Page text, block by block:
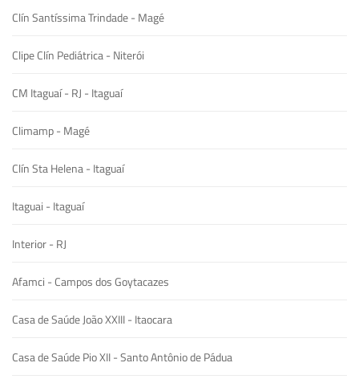
Clín Santíssima Trindade - Magé
Clipe Clín Pediátrica - Niterói
CM Itaguaí - RJ - Itaguaí
Climamp - Magé
Clín Sta Helena - Itaguaí
Itaguai - Itaguaí
Interior - RJ
Afamci - Campos dos Goytacazes
Casa de Saúde João XXIII - Itaocara
Casa de Saúde Pio XII - Santo Antônio de Pádua